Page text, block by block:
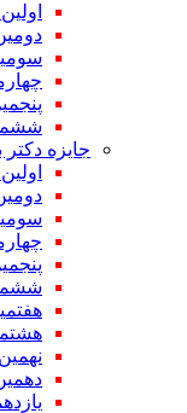
جایزه دکتر
اولین